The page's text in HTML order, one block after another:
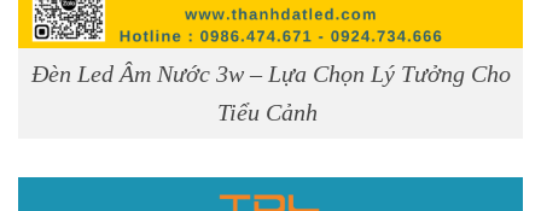
Đèn Led Âm Nước 3w – Lựa Chọn Lý Tưởng Cho
Tiểu Cảnh